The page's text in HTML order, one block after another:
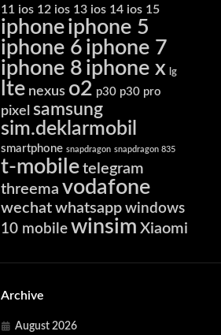
11 ios 12 ios 13 ios 14 ios 15
iphoneiphone 5
iphone 6 iphone 7
iphone 8 iphone x lg
lte nexus o2 p30 p30 pro
pixel samsung
sim.deklarmobil
smartphone snapdragon snapdragon 835
t-mobile telegram
threema vodafone
wechat whatsapp windows
10 mobile winsim Xiaomi
Archive
August 2026